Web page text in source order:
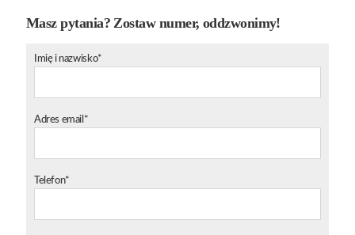
Masz pytania? Zostaw numer, oddzwonimy!
Imię i nazwisko*
Adres email*
Telefon*